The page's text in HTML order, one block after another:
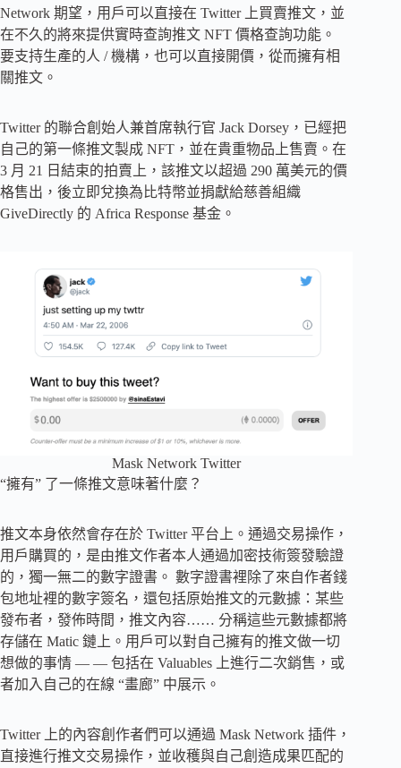
Network 期望，用戶可以直接在 Twitter 上買賣推文，並
在不久的將來提供實時查詢推文 NFT 價格查詢功能。
要支持生產的人 / 機構，也可以直接開價，從而擁有相
關推文。
Twitter 的聯合創始人兼首席執行官 Jack Dorsey，已經把
自己的第一條推文製成 NFT，並在貴重物品上售賣。在
3 月 21 日結束的拍賣上，該推文以超過 290 萬美元的價
格售出，後立即兌換為比特幣並捐獻給慈善組織
GiveDirectly 的 Africa Response 基金。
Mask Network Twitter
“擁有” 了一條推文意味著什麼？
推文本身依然會存在於 Twitter 平台上。通過交易操作，
用戶購買的，是由推文作者本人通過加密技術簽發驗證
的，獨一無二的數字證書。 數字證書裡除了來自作者錢
包地址裡的數字簽名，還包括原始推文的元數據：某些
發布者，發佈時間，推文內容…… 分稱這些元數據都將
存儲在 Matic 鏈上。用戶可以對自己擁有的推文做一切
想做的事情 — — 包括在 Valuables 上進行二次銷售，或
者加入自己的在線 “畫廊” 中展示。
Twitter 上的內容創作者們可以通過 Mask Network 插件，
直接進行推文交易操作，並收穫與自己創造成果匹配的